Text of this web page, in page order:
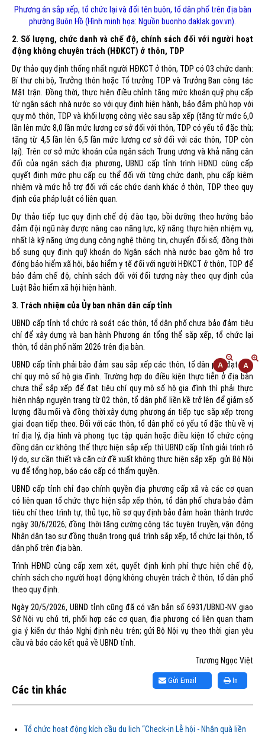
Phương án sắp xếp, tổ chức lại và đổi tên buôn, tổ dân phố trên địa bàn
phường Buôn Hồ (Hình minh họa: Nguồn buonho.daklak.gov.vn).
2. Số lượng, chức danh và chế độ, chính sách đối với người hoạt
động không chuyên trách (HĐKCT) ở thôn, TDP
Dự thảo quy định thống nhất người HĐKCT ở thôn, TDP có 03 chức danh:
Bí thư chi bộ, Trưởng thôn hoặc Tổ trưởng TDP và Trưởng Ban công tác
Mặt trận. Đồng thời, thực hiện điều chỉnh tăng mức khoán quỹ phụ cấp
từ ngân sách nhà nước so với quy định hiện hành, bảo đảm phù hợp với
quy mô thôn, TDP và khối lượng công việc sau sắp xếp (tăng từ mức 6,0
lần lên mức 8,0 lần mức lương cơ sở đối với thôn, TDP có yếu tố đặc thù;
tăng từ 4,5 lần lên 6,5 lần mức lương cơ sở đối với các thôn, TDP còn
lại). Trên cơ sở mức khoán của ngân sách Trung ương và khả năng cân
đối của ngân sách địa phương, UBND cấp tỉnh trình HĐND cùng cấp
quyết định mức phụ cấp cụ thể đối với từng chức danh, phụ cấp kiêm
nhiệm và mức hỗ trợ đối với các chức danh khác ở thôn, TDP theo quy
định của pháp luật có liên quan.
Dự thảo tiếp tục quy định chế độ đào tạo, bồi dưỡng theo hướng bảo
đảm đội ngũ này được nâng cao năng lực, kỹ năng thực hiện nhiệm vụ,
nhất là kỹ năng ứng dụng công nghệ thông tin, chuyển đổi số; đồng thời
bổ sung quy định quỹ khoán do Ngân sách nhà nước bao gồm hỗ trợ
đóng bảo hiểm xã hội, bảo hiểm y tế đối với người HĐKCT ở thôn, TDP để
bảo đảm chế độ, chính sách đối với đối tượng này theo quy định của
Luật Bảo hiểm xã hội hiện hành.
3. Trách nhiệm của Ủy ban nhân dân cấp tỉnh
UBND cấp tỉnh tổ chức rà soát các thôn, tổ dân phố chưa bảo đảm tiêu
chí để xây dựng và ban hành Phương án tổng thể sắp xếp, tổ chức lại
thôn, tổ dân phố năm 2026 trên địa bàn.
UBND cấp tỉnh phải bảo đảm sau sắp xếp các thôn, tổ dân phố đạt tiêu
chí quy mô số hộ gia đình. Trường hợp do điều kiện thực tiễn ở địa bàn
chưa thể sắp xếp để đạt tiêu chí quy mô số hộ gia đình thì phải thực
hiện nhập nguyên trạng từ 02 thôn, tổ dân phố liền kề trở lên để giảm số
lượng đầu mối và đồng thời xây dựng phương án tiếp tục sắp xếp trong
giai đoạn tiếp theo. Đối với các thôn, tổ dân phố có yếu tố đặc thù về vị
trí địa lý, địa hình và phong tục tập quán hoặc điều kiện tổ chức cộng
đồng dân cư không thể thực hiện sắp xếp thì UBND cấp tỉnh giải trình rõ
lý do, sự cần thiết và căn cứ đề xuất không thực hiện sắp xếp gửi Bộ Nội
vụ để tổng hợp, báo cáo cấp có thẩm quyền.
UBND cấp tỉnh chỉ đạo chính quyền địa phương cấp xã và các cơ quan
có liên quan tổ chức thực hiện sắp xếp thôn, tổ dân phố chưa bảo đảm
tiêu chí theo trình tự, thủ tục, hồ sơ quy định bảo đảm hoàn thành trước
ngày 30/6/2026; đồng thời tăng cường công tác tuyên truyền, vận động
Nhân dân tạo sự đồng thuận trong quá trình sắp xếp, tổ chức lại thôn, tổ
dân phố trên địa bàn.
Trình HĐND cùng cấp xem xét, quyết định kinh phí thực hiện chế độ,
chính sách cho người hoạt động không chuyên trách ở thôn, tổ dân phố
theo quy định.
Ngày 20/5/2026, UBND tỉnh cũng đã có văn bản số 6931/UBND-NV giao
Sở Nội vụ chủ trì, phối hợp các cơ quan, địa phương có liên quan tham
gia ý kiến dự thảo Nghị định nêu trên; gửi Bộ Nội vụ theo thời gian yêu
cầu và báo cáo kết quả về UBND tỉnh.
Trương Ngọc Việt
In
Gửi Email
Các tin khác
Tổ chức hoạt động kích cầu du lịch “Check-in Lễ hội - Nhận quà liền